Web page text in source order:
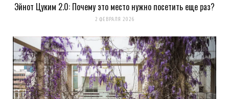
Эйнот Цуким 2.0: Почему это место нужно посетить еще раз?
2 ФЕВРАЛЯ 2026